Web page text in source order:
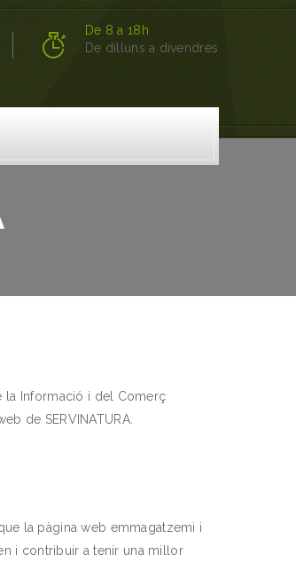
De 8 a 18h
De dilluns a divendres
la Informació i del Comerç
de SERVINATURA.
la pàgina web emmagatzemi i
i contribuir a tenir una millor